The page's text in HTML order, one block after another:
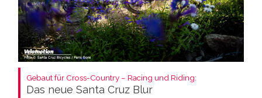
Gebaut für Cross-Country – Racing und Riding:
Das neue Santa Cruz Blur